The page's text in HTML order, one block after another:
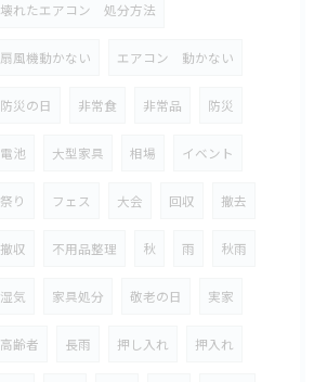
壊れたエアコン 処分方法
扇風機動かない エアコン 動かない
防災の日 非常食 非常品 防災
電池 大型家具 相場 イベント
祭り フェス 大会 回収 撤去
撤収 不用品整理 秋 雨 秋雨
湿気 家具処分 敬老の日 実家
高齢者 長雨 押し入れ 押入れ